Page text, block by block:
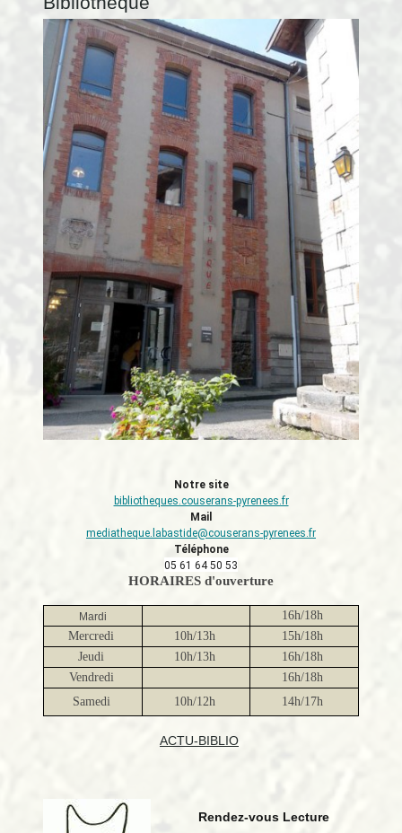
Notre site
bibliotheques.couserans-pyrenees.fr
Mail
mediatheque.labastide@couserans-pyrenees.fr
Téléphone
05 61 64 50 53
HORAIRES d'ouverture
Mardi
16h/18h
Mercredi
10h/13h
15h/18h
Jeudi
10h/13h
16h/18h
Vendredi
16h/18h
Samedi
10h/12h 14h/17h
ACTU-BIBLIO
Rendez-vous Lecture